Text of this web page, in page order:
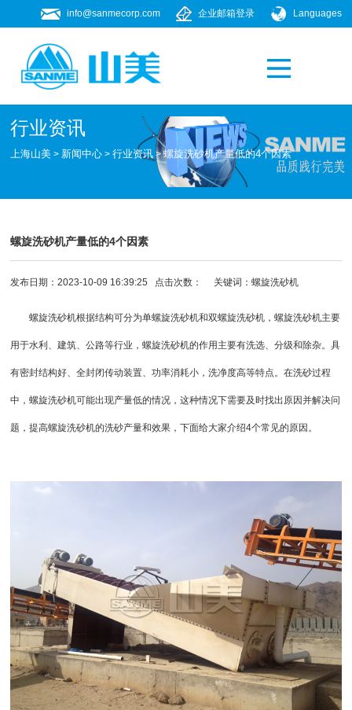
Languages
企业邮箱登录
info@sanmecorp.com
行业资讯
上海山美 > 新闻中心 >行业资讯 >螺旋洗砂机产量低的4个因素
螺旋洗砂机产量低的4个因素
发布日期：2023-10-09 16:39:25 点击次数： 关键词：螺旋洗砂机
螺旋洗砂机根据结构可分为单螺旋洗砂机和双螺旋洗砂机，螺旋洗砂机主要
用于水利、建筑、公路等行业，螺旋洗砂机的作用主要有洗选、分级和除杂。具
有密封结构好、全封闭传动装置、功率消耗小，洗净度高等特点。在洗砂过程
中，螺旋洗砂机可能出现产量低的情况，这种情况下需要及时找出原因并解决问
题，提高螺旋洗砂机的洗砂产量和效果，下面给大家介绍4个常见的原因。